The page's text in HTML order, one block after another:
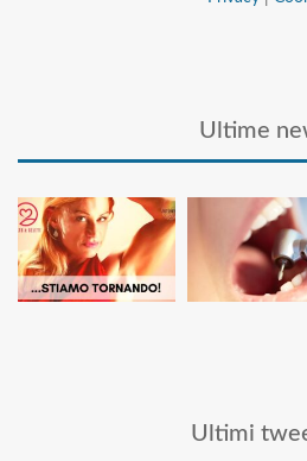
Ultime
Ultimi